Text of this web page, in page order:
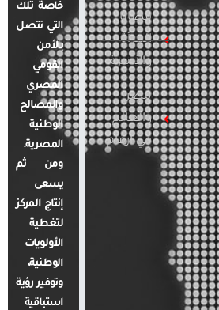
قضايا
المرأة
والأسرة
مصر
والعالم
في أرقام
خاصة تلك
التي تتصل
بالأمن
القومي
المصري
والمصالح
الوطنية
المصرية.
ومن ثم
يسعى
إنتاج المركز
لتغطية
الأولويات
الوطنية،
وتوفير رؤية
استباقية